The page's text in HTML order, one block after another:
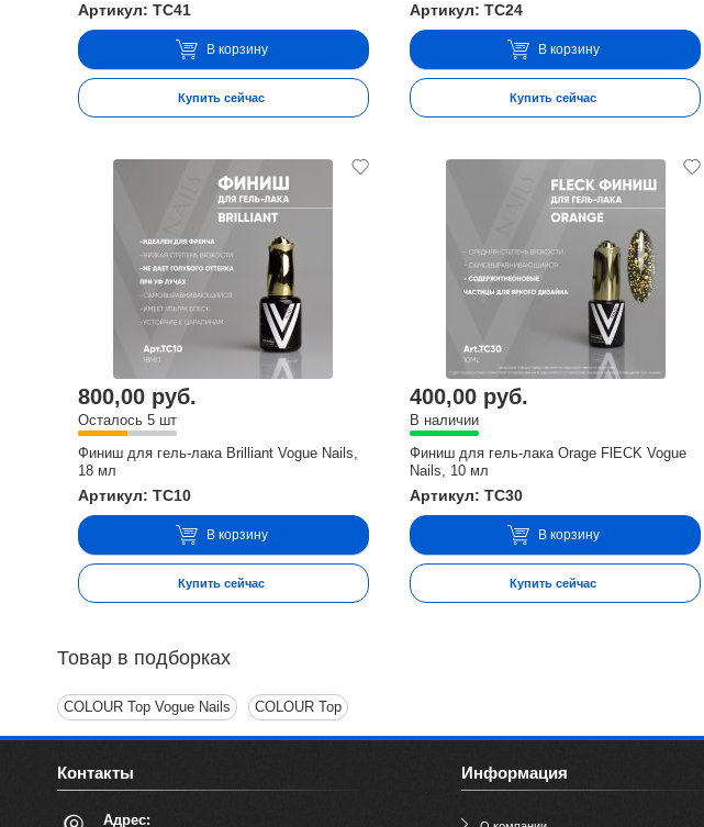
Артикул: TC41
В корзину
Купить сейчас
Артикул: TC24
В корзину
Купить сейчас
800,00 руб.
Осталось 5 шт
Финиш для гель-лака Brilliant Vogue Nails,
18 мл
Артикул: TC10
В корзину
Купить сейчас
400,00 руб.
В наличии
Финиш для гель-лака Orage FlECK Vogue
Nails, 10 мл
Артикул: TC30
В корзину
Купить сейчас
Товар в подборках
COLOUR Top Vogue Nails COLOUR Top
Контакты
Адрес:
Информация